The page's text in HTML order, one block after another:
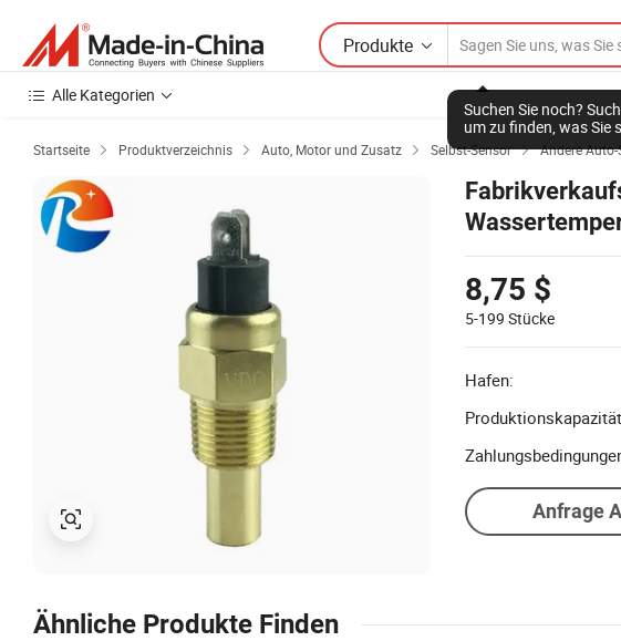
Produkte
Suchen Sie noch?
um zu finden, was Sie
Alle Kategorien
Startseite  Produktverzeichnis  Auto, Motor und Zusatz  Selbst-Sensor  Andere Auto-
8,75 $
5-199 Stücke
Hafen:
Anfrage
Ähnliche Produkte Finden